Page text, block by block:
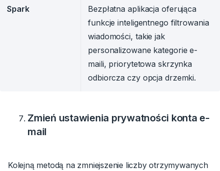
Spark
Bezpłatna aplikacja oferująca
funkcje inteligentnego filtrowania
wiadomości, takie jak
personalizowane kategorie e-
maili, priorytetowa skrzynka
odbiorcza czy opcja drzemki.
Zmień ustawienia prywatności konta e-
mail
Kolejną metodą na zmniejszenie liczby otrzymywanych